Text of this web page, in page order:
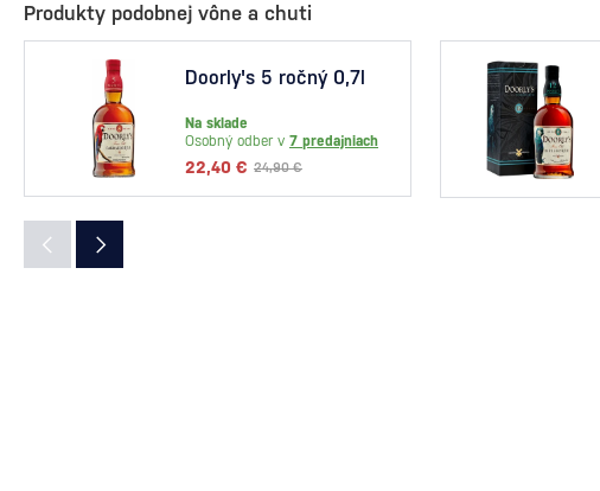
Produkty podobnej vône a chuti
Doorly's 5 ročný 0,7l
Na sklade
Osobný odber v 7 predajniach
24,90 €
22,40 €